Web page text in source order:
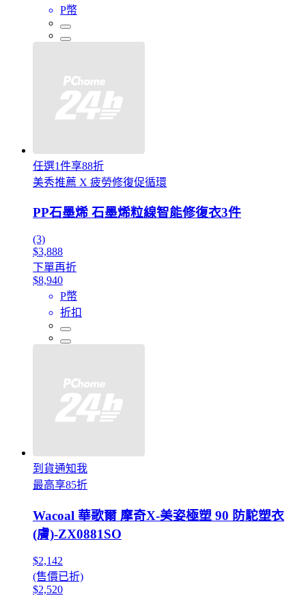
P幣
任選1件享88折
美秀推薦 X 疲勞修復促循環
PP石墨烯 石墨烯粒線智能修復衣3件
(3)
$3,888
下單再折
$8,940
P幣
折扣
到貨通知我
最高享85折
Wacoal 華歌爾 摩奇X-美姿極塑 90 防駝塑衣
(膚)-ZX0881SO
$2,142
(售價已折)
$2,520